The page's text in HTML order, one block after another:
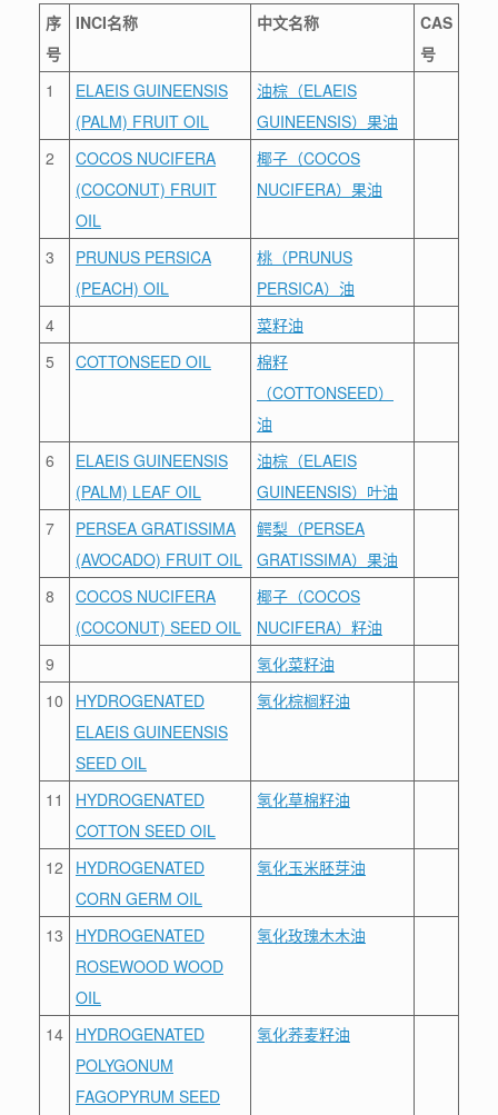
序
号
INCI名称 中文名称
CAS
号
1
ELAEIS GUINEENSIS
(PALM) FRUIT OIL
油棕（ELAEIS
GUINEENSIS）果油
2
COCOS NUCIFERA
(COCONUT) FRUIT
OIL
椰子（COCOS
NUCIFERA）果油
3
PRUNUS PERSICA
(PEACH) OIL
桃（PRUNUS
PERSICA）油
4
菜籽油
5
COTTONSEED OIL
棉籽
（COTTONSEED）
油
6
ELAEIS GUINEENSIS
(PALM) LEAF OIL
油棕（ELAEIS
GUINEENSIS）叶油
7
PERSEA GRATISSIMA
(AVOCADO) FRUIT OIL
鳄梨（PERSEA
GRATISSIMA）果油
8
COCOS NUCIFERA
(COCONUT) SEED OIL
椰子（COCOS
NUCIFERA）籽油
9
氢化菜籽油
10
HYDROGENATED
ELAEIS GUINEENSIS
SEED OIL
氢化棕榈籽油
11
HYDROGENATED
COTTON SEED OIL
氢化草棉籽油
12
HYDROGENATED
CORN GERM OIL
氢化玉米胚芽油
13
HYDROGENATED
ROSEWOOD WOOD
OIL
氢化玫瑰木木油
14 HYDROGENATED
POLYGONUM
FAGOPYRUM SEED
氢化荞麦籽油